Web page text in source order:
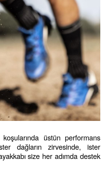
üstün performans
dağların zirvesinde, ister
size her adımda destek